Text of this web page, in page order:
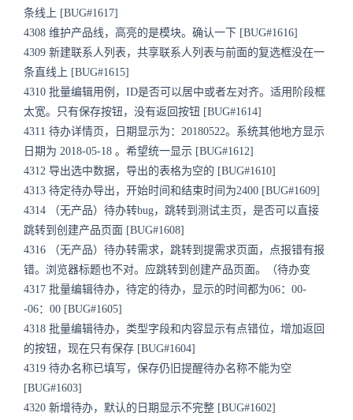
条线上 [BUG#1617]
4308 维护产品线，高亮的是模块。确认一下 [BUG#1616]
4309 新建联系人列表，共享联系人列表与前面的复选框没在一
条直线上 [BUG#1615]
4310 批量编辑用例，ID是否可以居中或者左对齐。适用阶段框
太宽。只有保存按钮，没有返回按钮 [BUG#1614]
4311 待办详情页，日期显示为：20180522。系统其他地方显示
日期为 2018-05-18 。希望统一显示 [BUG#1612]
4312 导出选中数据，导出的表格为空的 [BUG#1610]
4313 待定待办导出，开始时间和结束时间为2400 [BUG#1609]
4314 （无产品）待办转bug，跳转到测试主页，是否可以直接
跳转到创建产品页面 [BUG#1608]
4316 （无产品）待办转需求，跳转到提需求页面，点报错有报
错。浏览器标题也不对。应跳转到创建产品页面。（待办变
4317 批量编辑待办，待定的待办，显示的时间都为06：00-
-06：00 [BUG#1605]
4318 批量编辑待办，类型字段和内容显示有点错位，增加返回
的按钮，现在只有保存 [BUG#1604]
4319 待办名称已填写，保存仍旧提醒待办名称不能为空
[BUG#1603]
4320 新增待办，默认的日期显示不完整 [BUG#1602]